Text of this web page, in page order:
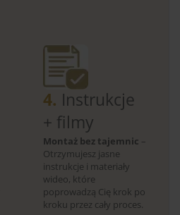
4. Instrukcje
+ filmy
Montaż bez tajemnic –
Otrzymujesz jasne
instrukcje i materiały
wideo, które
poprowadzą Cię krok po
kroku przez cały proces.